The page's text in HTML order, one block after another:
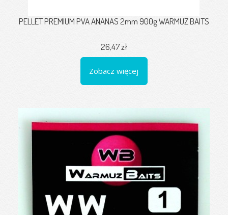
PELLET PREMIUM PVA ANANAS 2mm 900g WARMUZ BAITS
26,47 zł
Zobacz więcej